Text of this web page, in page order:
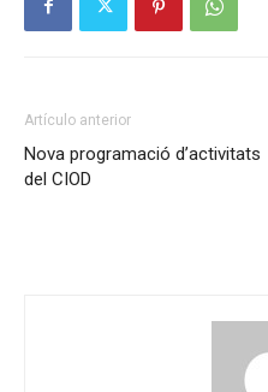
Artículo anterior
Nova programació d’activitats
del CIOD